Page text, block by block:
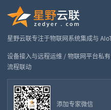
星野云联专注于物联网系统集成与
设备接入与远程运维 / 物联网平台私
流程联动
添加专家微信